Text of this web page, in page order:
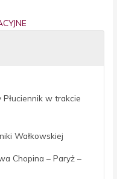
w trakcie
Wałkowskiej
Chopina – Paryż –